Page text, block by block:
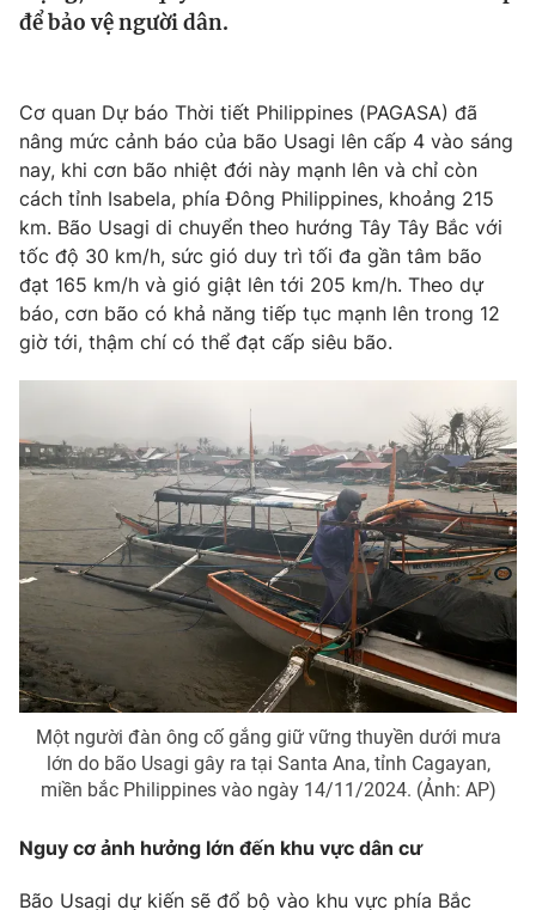
Tin tức
Câu chuyện quốc tế
Tài chính
Thị trường
Góc doanh nghiệp
Dữ liệu và đời sống
Truyền hình
Phim VTV
Hậu trường
Nhân vật
Khán giả
Giải trí
Điện ảnh
Âm nhạc
Đời sống
Du lịch
Chất lượng cuộc sống
Tuyển sinh
Học trực tuyến
Công nghệ
Hitech Công nghệ tương lai
Sản phẩm
Thị trường
Tư vấn
Giao lưu trực tuyến
Lịch phát sóng
Chuyên mục khác
Emagazine Podcast
để bảo vệ người dân.
Cơ quan Dự báo Thời tiết Philippines (PAGASA) đã
nâng mức cảnh báo của bão Usagi lên cấp 4 vào sáng
nay, khi cơn bão nhiệt đới này mạnh lên và chỉ còn
cách tỉnh Isabela, phía Đông Philippines, khoảng 215
km. Bão Usagi di chuyển theo hướng Tây Tây Bắc với
tốc độ 30 km/h, sức gió duy trì tối đa gần tâm bão
đạt 165 km/h và gió giật lên tới 205 km/h. Theo dự
báo, cơn bão có khả năng tiếp tục mạnh lên trong 12
giờ tới, thậm chí có thể đạt cấp siêu bão.
Một người đàn ông cố gắng giữ vững thuyền dưới mưa
lớn do bão Usagi gây ra tại Santa Ana, tỉnh Cagayan,
miền bắc Philippines vào ngày 14/11/2024. (Ảnh: AP)
Nguy cơ ảnh hưởng lớn đến khu vực dân cư
Bão Usagi dự kiến sẽ đổ bộ vào khu vực phía Bắc